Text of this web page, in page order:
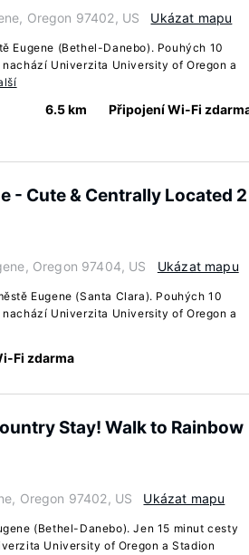
Oregon 97402, US Ukázat mapu
Eugene (Bethel-Danebo). Pouhých 10
Univerzita University of Oregon a
6.5 km Připojení Wi-Fi
- Cute & Centrally Located 2
Oregon 97404, US Ukázat mapu
Eugene (Santa Clara). Pouhých 10
Univerzita University of Oregon a
Fi zdarma
Stay! Walk to Rainbow
Oregon 97402, US Ukázat mapu
(Bethel-Danebo). Jen 15 minut cesty
University of Oregon a Stadion